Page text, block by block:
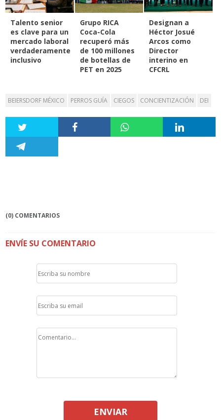
Talento senior
es clave para un
mercado laboral
verdaderamente
inclusivo
Grupo RICA
Coca-Cola
recuperó más
de 100 millones
de botellas de
PET en 2025
Designan a
Héctor Josué
Arcos como
Director
interino en
CFCRL
BEIERSDORF MÉXICO PERROS GUÍA CIEGOS CONCIENTIZACIÓN DEI
(0) COMENTARIOS
ENVÍE SU COMENTARIO
ENVIAR